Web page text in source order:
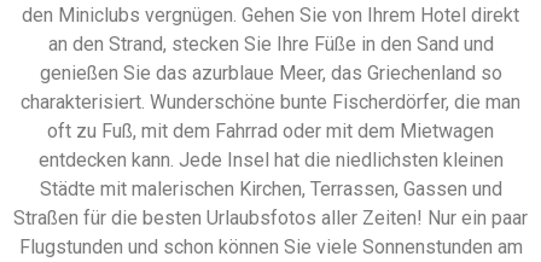
den Miniclubs vergnügen. Gehen Sie von Ihrem Hotel direkt
an den Strand, stecken Sie Ihre Füße in den Sand und
genießen Sie das azurblaue Meer, das Griechenland so
charakterisiert. Wunderschöne bunte Fischerdörfer, die man
oft zu Fuß, mit dem Fahrrad oder mit dem Mietwagen
entdecken kann. Jede Insel hat die niedlichsten kleinen
Städte mit malerischen Kirchen, Terrassen, Gassen und
Straßen für die besten Urlaubsfotos aller Zeiten! Nur ein paar
Flugstunden und schon können Sie viele Sonnenstunden am